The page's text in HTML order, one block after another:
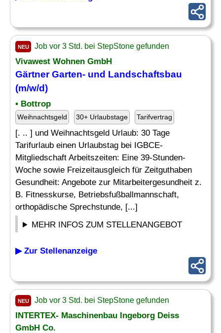
NEU Job vor 3 Std. bei StepStone gefunden
Vivawest Wohnen GmbH
Gärtner Garten- und Landschaftsbau
(m/w/d)
• Bottrop
Weihnachtsgeld 30+ Urlaubstage Tarifvertrag
[. .. ] und Weihnachtsgeld Urlaub: 30 Tage
Tarifurlaub einen Urlaubstag bei IGBCE-
Mitgliedschaft Arbeitszeiten: Eine 39-Stunden-
Woche sowie Freizeitausgleich für Zeitguthaben
Gesundheit: Angebote zur Mitarbeitergesundheit z.
B. Fitnesskurse, Betriebsfußballmannschaft,
orthopädische Sprechstunde, [...]
MEHR INFOS ZUM STELLENANGEBOT
▶ Zur Stellenanzeige
NEU Job vor 3 Std. bei StepStone gefunden
INTERTEX- Maschinenbau Ingeborg Deiss
GmbH Co.